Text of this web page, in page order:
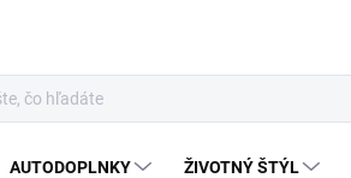
AUTODOPLNKY ŽIVOTNÝ ŠTÝL